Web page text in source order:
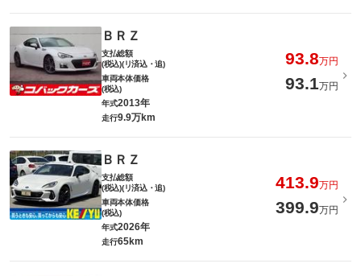
ＢＲＺ
支払総額
(税込)(リ済込・追)
93.8万円
車両本体価格
(税込)
93.1万円
年式2013年
走行9.9万km
ＢＲＺ
支払総額
(税込)(リ済込・追)
413.9万円
車両本体価格
(税込)
399.9万円
年式2026年
走行65km